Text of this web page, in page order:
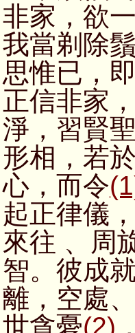
非家，欲
我當剃除
思惟已，
正信非家
淨，習賢
形相，若
心，而令
起正律儀
來往 、周
智。彼成
離，空處
世貪憂(2)